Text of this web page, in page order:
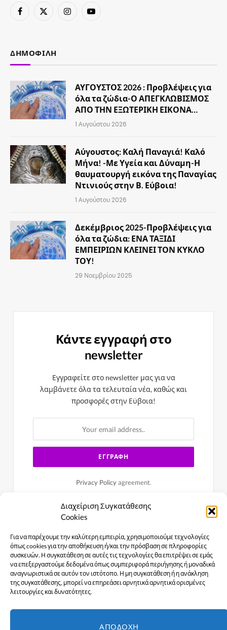
Διαχείριση Συγκατάθεσης
Cookies
Για να παρέχουμε την καλύτερη εμπειρία, χρησιμοποιούμε τεχνολογίες
όπως cookies για την αποθήκευση ή/και την πρόσβαση σε πληροφορίες
συσκευών. Η συγκατάθεση σε αυτές τις τεχνολογίες θα επιτρέψει σε εμάς
να επεξεργαστούμε δεδομένα όπως συμπεριφορά περιήγησης ή μοναδικά
αναγνωριστικά σε αυτόν τον ιστότοπο. Η μη συγκατάθεση ή η ανάκληση
της συγκατάθεσης, μπορεί να επηρεάσει αρνητικά αρνητικά ορισμένες
λειτουργίες και δυνατότητες.
ΑΠΟΔΟΧΉ
Facebook
X
InstagramYouTube
ΔΗΜΟΦΙΛΉ
ΑΥΓΟΥΣΤΟΣ 2026 : Προβλέψεις για
όλα τα ζώδια-Ο ΑΠΕΓΚΛΩΒΙΣΜΟΣ
ΑΠΟ ΤΗΝ ΕΞΩΤΕΡΙΚΗ ΕΙΚΟΝΑ…
1 Αυγούστου 2026
Αύγουστος: Καλή Παναγιά! Καλό
Μήνα! -Με Υγεία και Δύναμη-Η
θαυματουργή εικόνα της Παναγίας
Ντινιούς στην Β. Εύβοια!
1 Αυγούστου 2026
Δεκέμβριος 2025-Προβλέψεις για
όλα τα ζώδια: ΕΝΑ ΤΑΞΙΔΙ
ΕΜΠΕΙΡΙΩΝ ΚΛΕΙΝΕΙ ΤΟΝ ΚΥΚΛΟ
ΤΟΥ!
29 Νοεμβρίου 2025
Κάντε εγγραφή στο
newsletter
Εγγραφείτε στο newsletter μας για να
λαμβάνετε όλα τα τελευταία νέα, καθώς και
προσφορές στην Εϋβοια!
Privacy Policyagreement.
FacebookX Instagram